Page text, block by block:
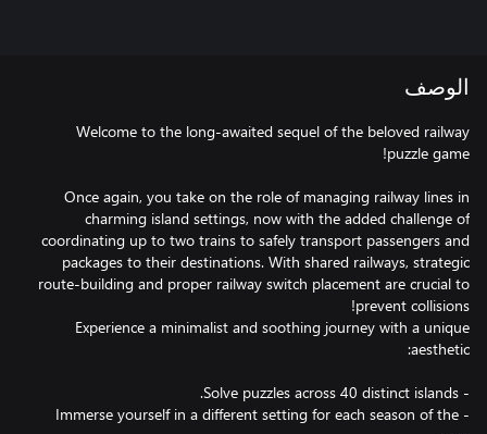
الوصف
Welcome to the long-awaited sequel of the beloved railway
Once again, you take on the role of managing railway lines in
charming island settings, now with the added challenge of
coordinating up to two trains to safely transport passengers and
packages to their destinations. With shared railways, strategic
route-building and proper railway switch placement are crucial to
Experience a minimalist and soothing journey with a unique
- Immerse yourself in a different setting for each season of the